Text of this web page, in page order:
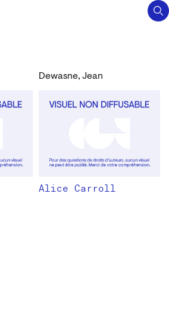
Dewasne, Jean
Alice Carroll